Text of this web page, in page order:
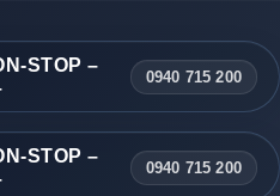
STOP –
0940 715 200
STOP –
0940 715 200